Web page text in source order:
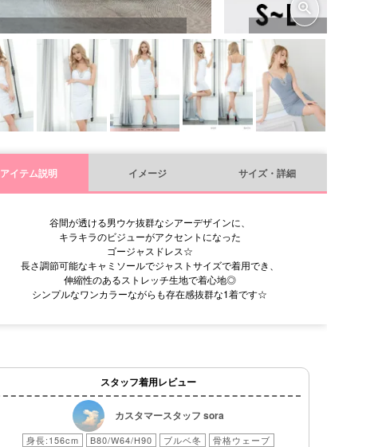
アイテム説明 イメージ サイズ・詳細
谷間が透ける男ウケ抜群なシアーデザインに、
キラキラのビジューがアクセントになった
ゴージャスドレス☆
長さ調節可能なキャミソールでジャストサイズで着用でき、
伸縮性のあるストレッチ生地で着心地◎
シンプルなワンカラーながらも存在感抜群な1着です☆
スタッフ着用レビュー
カスタマースタッフ sora
身長:156cm B80/W64/H90 ブルベ冬
骨格ウェーブ